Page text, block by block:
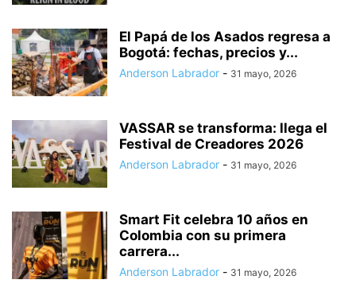
El Papá de los Asados regresa a
Bogotá: fechas, precios y...
Anderson Labrador - 31 mayo, 2026
VASSAR se transforma: llega el
Festival de Creadores 2026
Anderson Labrador - 31 mayo, 2026
Smart Fit celebra 10 años en
Colombia con su primera
carrera...
Anderson Labrador - 31 mayo, 2026